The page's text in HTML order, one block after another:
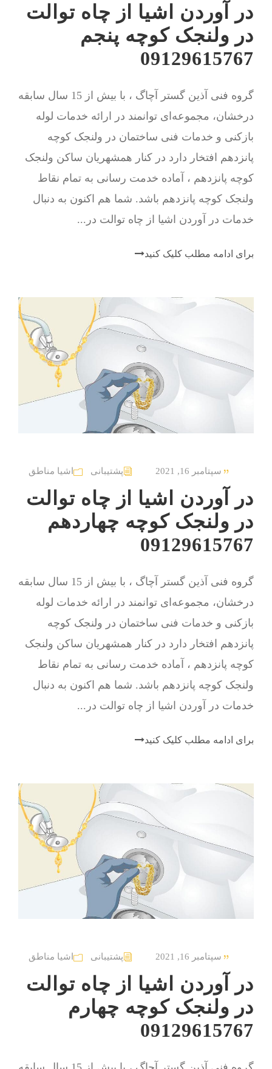
در آوردن اشیا از چاه توالت
در ولنجک کوچه پنجم
09129615767
گروه فنی آذین گستر آچاگ ، با بیش از 15 سال سابقه
درخشان، مجموعه‌ای توانمند در ارائه خدمات لوله
بازکنی و خدمات فنی ساختمان در ولنجک کوچه
پانزدهم افتخار دارد در کنار همشهریان ساکن ولنجک
کوچه پانزدهم ، آماده خدمت رسانی به تمام نقاط
ولنجک کوچه پانزدهم باشد. شما هم اکنون به دنبال
خدمات در آوردن اشیا از چاه توالت در...
برای ادامه مطلب کلیک کنید
سپتامبر 16, 2021 پشتیبانی اشیا مناطق
در آوردن اشیا از چاه توالت
در ولنجک کوچه چهاردهم
09129615767
گروه فنی آذین گستر آچاگ ، با بیش از 15 سال سابقه
درخشان، مجموعه‌ای توانمند در ارائه خدمات لوله
بازکنی و خدمات فنی ساختمان در ولنجک کوچه
پانزدهم افتخار دارد در کنار همشهریان ساکن ولنجک
کوچه پانزدهم ، آماده خدمت رسانی به تمام نقاط
ولنجک کوچه پانزدهم باشد. شما هم اکنون به دنبال
خدمات در آوردن اشیا از چاه توالت در...
برای ادامه مطلب کلیک کنید
سپتامبر 16, 2021 پشتیبانی اشیا مناطق
در آوردن اشیا از چاه توالت
در ولنجک کوچه چهارم
09129615767